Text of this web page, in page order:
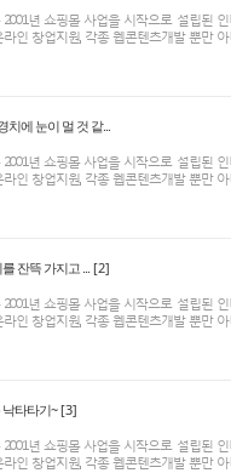
2001년 쇼핑몰 사업을 시작으로 설립된
라인 창업지원, 각종 웹콘텐츠개발 뿐만 아
치에 눈이 멀 것 같...
2001년 쇼핑몰 사업을 시작으로 설립된
라인 창업지원, 각종 웹콘텐츠개발 뿐만 아
잔뜩 가지고 ...[2]
2001년 쇼핑몰 사업을 시작으로 설립된
라인 창업지원, 각종 웹콘텐츠개발 뿐만 아
타타기~[3]
2001년 쇼핑몰 사업을 시작으로 설립된
라인 창업지원, 각종 웹콘텐츠개발 뿐만 아